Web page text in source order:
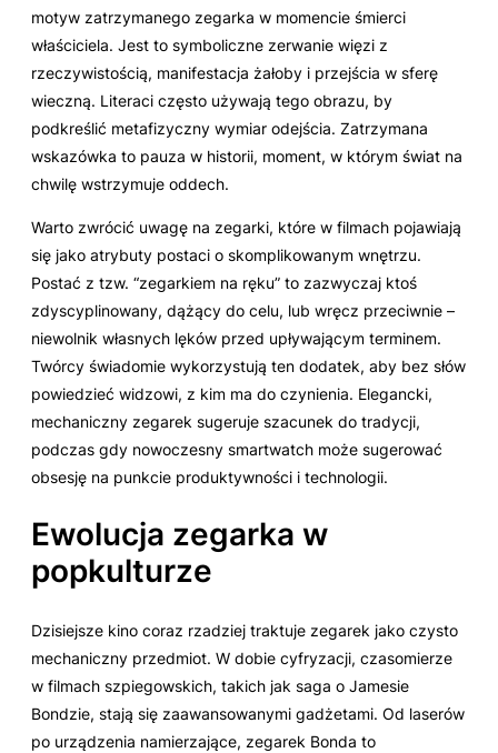
motyw zatrzymanego zegarka w momencie śmierci
właściciela. Jest to symboliczne zerwanie więzi z
rzeczywistością, manifestacja żałoby i przejścia w sferę
wieczną. Literaci często używają tego obrazu, by
podkreślić metafizyczny wymiar odejścia. Zatrzymana
wskazówka to pauza w historii, moment, w którym świat na
chwilę wstrzymuje oddech.
Warto zwrócić uwagę na zegarki, które w filmach pojawiają
się jako atrybuty postaci o skomplikowanym wnętrzu.
Postać z tzw. “zegarkiem na ręku” to zazwyczaj ktoś
zdyscyplinowany, dążący do celu, lub wręcz przeciwnie –
niewolnik własnych lęków przed upływającym terminem.
Twórcy świadomie wykorzystują ten dodatek, aby bez słów
powiedzieć widzowi, z kim ma do czynienia. Elegancki,
mechaniczny zegarek sugeruje szacunek do tradycji,
podczas gdy nowoczesny smartwatch może sugerować
obsesję na punkcie produktywności i technologii.
Ewolucja zegarka w
popkulturze
Dzisiejsze kino coraz rzadziej traktuje zegarek jako czysto
mechaniczny przedmiot. W dobie cyfryzacji, czasomierze
w filmach szpiegowskich, takich jak saga o Jamesie
Bondzie, stają się zaawansowanymi gadżetami. Od laserów
po urządzenia namierzające, zegarek Bonda to